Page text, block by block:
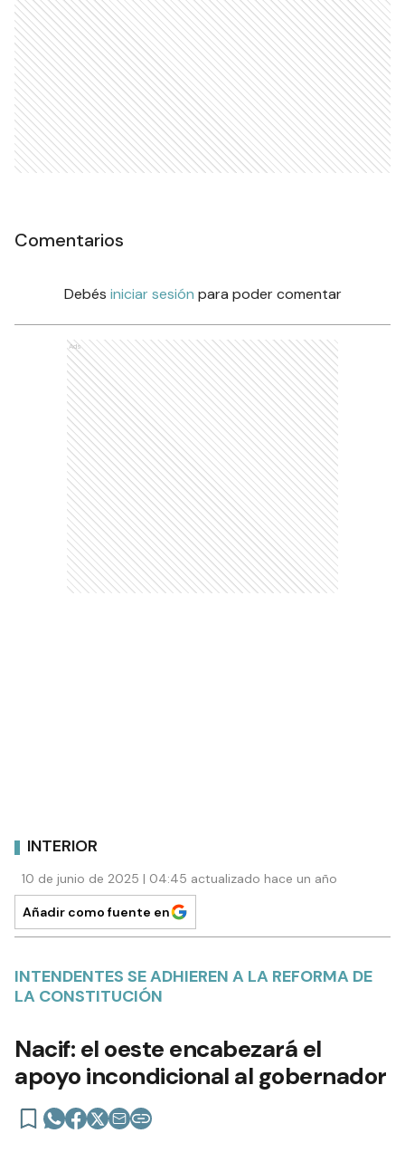
Comentarios
Debés iniciar sesión para poder comentar
Ads
INTERIOR
10 de junio de 2025 | 04:45 actualizado hace un año
Añadir como fuente en
INTENDENTES SE ADHIEREN A LA REFORMA DE
LA CONSTITUCIÓN
Nacif: el oeste encabezará el
apoyo incondicional al gobernador